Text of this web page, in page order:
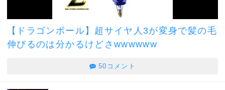
【ドラゴンボール】超サイヤ人3が変身で髪の毛
伸びるのは分かるけどさwwwwww
50コメント